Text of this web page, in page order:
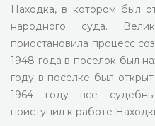
Находка, в котором был
народного суда.
приостановила процесс
1948 года в поселок был
году в поселке был
1964 году все
приступил к работе